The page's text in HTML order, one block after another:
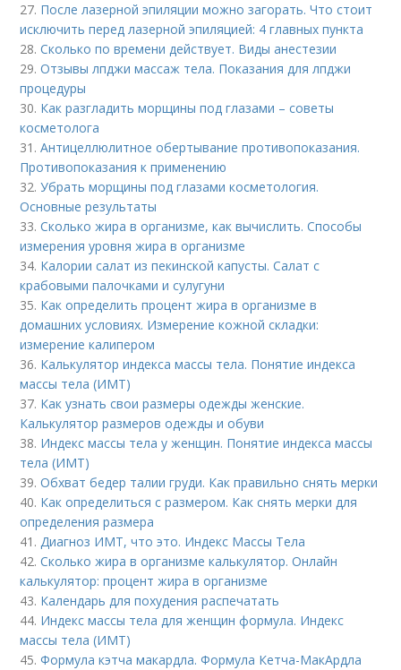
27. После лазерной эпиляции можно загорать. Что стоит
исключить перед лазерной эпиляцией: 4 главных пункта
28.Сколько по времени действует. Виды анестезии
29.Отзывы лпджи массаж тела. Показания для лпджи
процедуры
30. Как разгладить морщины под глазами – советы
косметолога
31.Антицеллюлитное обертывание противопоказания.
Противопоказания к применению
32.Убрать морщины под глазами косметология.
Основные результаты
33.Сколько жира в организме, как вычислить. Способы
измерения уровня жира в организме
34. Калории салат из пекинской капусты. Салат с
крабовыми палочками и сулугуни
35. Как определить процент жира в организме в
домашних условиях. Измерение кожной складки:
измерение калипером
36. Калькулятор индекса массы тела. Понятие индекса
массы тела (ИМТ)
37. Как узнать свои размеры одежды женские.
Калькулятор размеров одежды и обуви
38. Индекс массы тела у женщин. Понятие индекса массы
тела (ИМТ)
39.Обхват бедер талии груди. Как правильно снять мерки
40. Как определиться с размером. Как снять мерки для
определения размера
41.Диагноз ИМТ, что это. Индекс Массы Тела
42.Сколько жира в организме калькулятор. Онлайн
калькулятор: процент жира в организме
43. Календарь для похудения распечатать
44. Индекс массы тела для женщин формула. Индекс
массы тела (ИМТ)
45.Формула кэтча макардла. Формула Кетча-МакАрдла